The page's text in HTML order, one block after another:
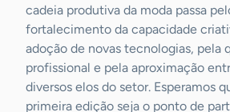
cadeia produtiva da moda passa
fortalecimento da capacidade
adoção de novas tecnologias, pela
profissional e pela aproximação
diversos elos do setor. Esperamos
primeira edição seja o ponto de